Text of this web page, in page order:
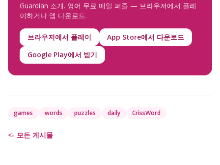
Guardian 소개. 영어 무료 매일 퍼즐 — 브라우저에서 플레
이하거나 앱 다운로드.
브라우저에서 플레이
App Store에서 다운로드
Google Play에서 받기
games words puzzles daily CrissWord
<- 모든 게시물